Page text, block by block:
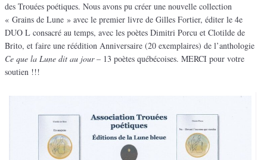
des Trouées poétiques. Nous avons pu créer une nouvelle collection
« Grains de Lune » avec le premier livre de Gilles Fortier, éditer le 4e
DUO L consacré au temps, avec les poètes Dimitri Porcu et Clotilde de
Brito, et faire une réédition Anniversaire (20 exemplaires) de l’anthologie
Ce que la Lune dit au jour– 13 poètes québécoises. MERCI pour votre
soutien !!!